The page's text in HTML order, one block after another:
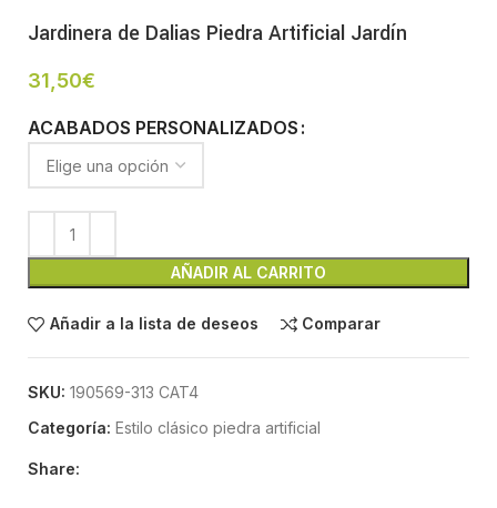
Jardinera de Dalias Piedra Artificial Jardín
31,50€
ACABADOS PERSONALIZADOS
AÑADIR AL CARRITO
Añadir a la lista de deseos Comparar
SKU: 190569-313 CAT4
Categoría: Estilo clásico piedra artificial
Share: